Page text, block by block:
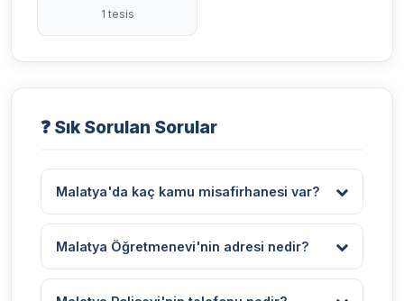
1 tesis
❓ Sık Sorulan Sorular
Malatya'da kaç kamu misafirhanesi var?
Malatya il ve ilçelerinde toplam 35 kamu
misafirhanesi, öğretmenevi, polisevi ve konukevi
çevre ilçelere yayılmış durumdadır.
Malatya Öğretmenevi'nin adresi nedir?
Malatya Merkez Öğretmenevi, Niyazi Mahallesi
Karakaş Sokak No:2 Battalgazi/Malatya